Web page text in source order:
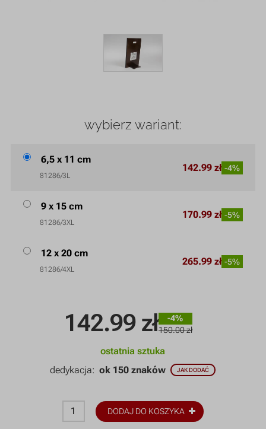
142.99 zł
-4%
150.00 zł
ostatnia sztuka
dedykacja:ok 150 znaków JAK DODAĆ
DODAJ DO KOSZYKA
wybierz wariant:
6,5 x 11 cm
81286/3L
142.99 zł -4%
9 x 15 cm
81286/3XL
170.99 zł -5%
12 x 20 cm
81286/4XL
265.99 zł -5%